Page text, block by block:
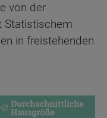
von der
Statistischem
in freistehenden